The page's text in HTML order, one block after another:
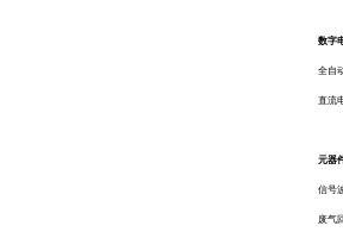
数字
全自
直流
元器
信号
废气